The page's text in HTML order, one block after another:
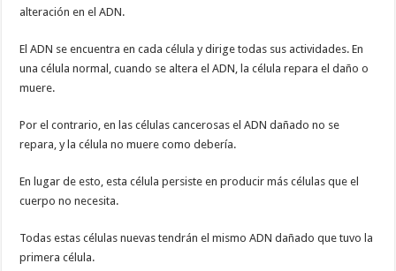
alteración en el ADN.
El ADN se encuentra en cada célula y dirige todas sus actividades. En
una célula normal, cuando se altera el ADN, la célula repara el daño o
muere.
Por el contrario, en las células cancerosas el ADN dañado no se
repara, y la célula no muere como debería.
En lugar de esto, esta célula persiste en producir más células que el
cuerpo no necesita.
Todas estas células nuevas tendrán el mismo ADN dañado que tuvo la
primera célula.